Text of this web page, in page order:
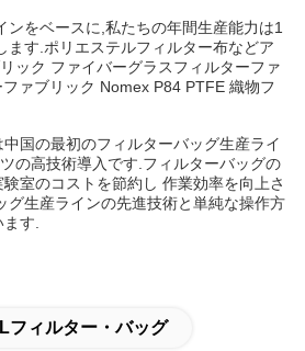
ンをベースに,私たちの年間生産能力は1
ます.ポリエステルフィルター布などア
ック ファイバーグラスフィルターファ
ァブリック Nomex P84 PTFE 織物フ
国の最初のフィルターバッグ生産ライ
の高技術導入です.フィルターバッグの
室のコストを節約し 作業効率を向上さ
グ生産ラインの先進技術と単純な操作方
す.
フィルター・バッグ